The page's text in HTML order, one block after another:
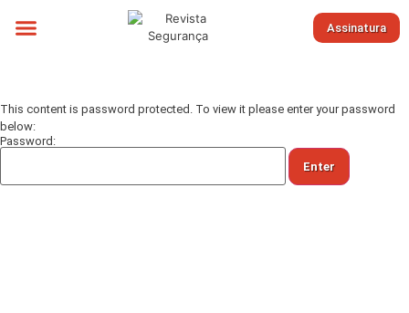
Assinatura
This content is password protected. To view it please enter your password
below:
Password: